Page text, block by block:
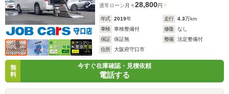
通常ローン 月々28,800円
年式 2019年 走行 4.3万km
車検
車検整備付 修復
なし
保証
保証無 整備
法定整備付
住所
大阪府守口市
無
料
今すぐ在庫確認・見積依頼
電話する